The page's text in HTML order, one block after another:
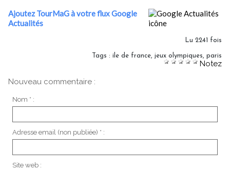
Ajoutez TourMaG à votre flux Google
Actualités
Lu 2241 fois
Tags : ile de france jeux olympiques paris
Notez
Nouveau commentaire :
Nom * :
Adresse email (non publiée) * :
Site web :